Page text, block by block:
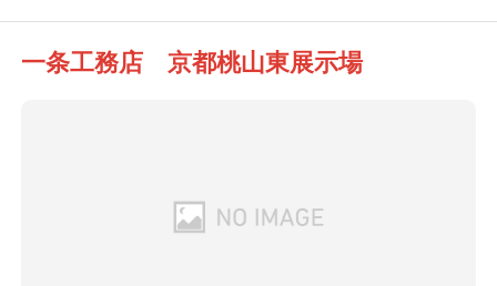
一条工務店 京都桃山東展示場